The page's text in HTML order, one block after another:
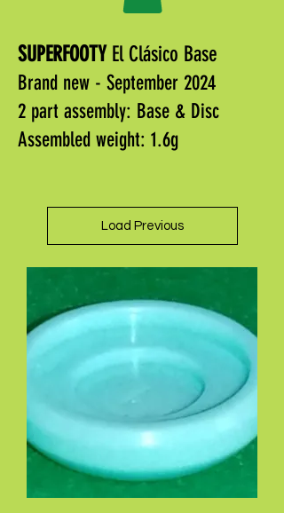
SUPERFOOTY El Clásico Base
Brand new - September 2024
2 part assembly: Base & Disc
Assembled weight: 1.6g
Load Previous